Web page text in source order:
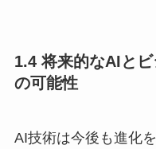
1.4 将来的なAIと
の可能性
AI技術は今後も進化